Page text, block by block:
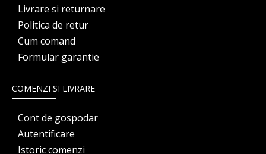
Livrare si returnare
Politica de retur
Cum comand
Formular garantie
COMENZI SI LIVRARE
Cont de gospodar
Autentificare
Istoric comenzi